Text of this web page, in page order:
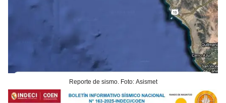
Reporte de sismo. Foto: Asismet